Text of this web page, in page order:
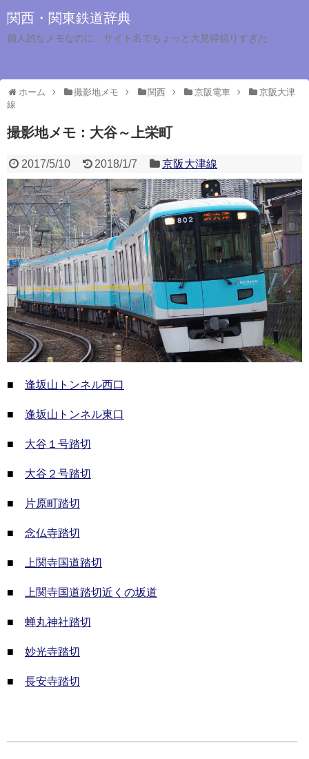
関西・関東鉄道辞典
個人的なメモなのに、サイト名でちょっと大見得切りすぎた
ホーム 撮影地メモ 関西 京阪電車
京阪大津
線
撮影地メモ：大谷～上栄町
2017/5/10 2018/1/7 京阪大津線
■ 逢坂山トンネル西口
■ 逢坂山トンネル東口
■ 大谷１号踏切
■ 大谷２号踏切
■ 片原町踏切
■ 念仏寺踏切
■ 上関寺国道踏切
■ 上関寺国道踏切近くの坂道
■ 蝉丸神社踏切
■ 妙光寺踏切
■ 長安寺踏切